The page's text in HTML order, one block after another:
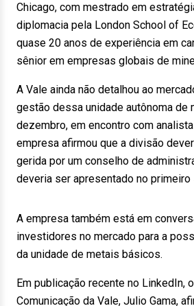
Chicago, com mestrado em
diplomacia pela London School of
quase 20 anos de experiência em
sênior em empresas globais de
A Vale ainda não detalhou ao
gestão dessa unidade autônoma de
dezembro, em encontro com
empresa afirmou que a divisão
gerida por um conselho de
deveria ser apresentado no
A empresa também está em
investidores no mercado para a
da unidade de metais básicos.
Em publicação recente no LinkedIn,
Comunicação da Vale, Julio Gama,